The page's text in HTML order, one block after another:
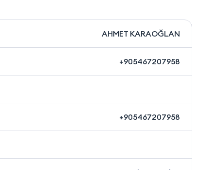
AHMET KARAOĞLAN
+905467207958
+905467207958